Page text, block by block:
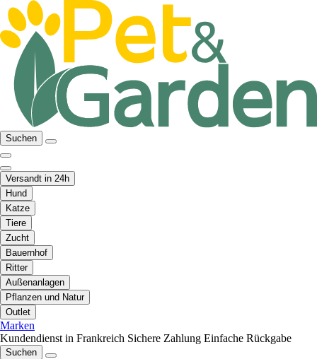
Suchen
Versandt in 24h
Hund
Katze
Tiere
Zucht
Bauernhof
Ritter
Außenanlagen
Pflanzen und Natur
Outlet
Marken
Kundendienst in Frankreich Sichere Zahlung Einfache Rückgabe
Suchen